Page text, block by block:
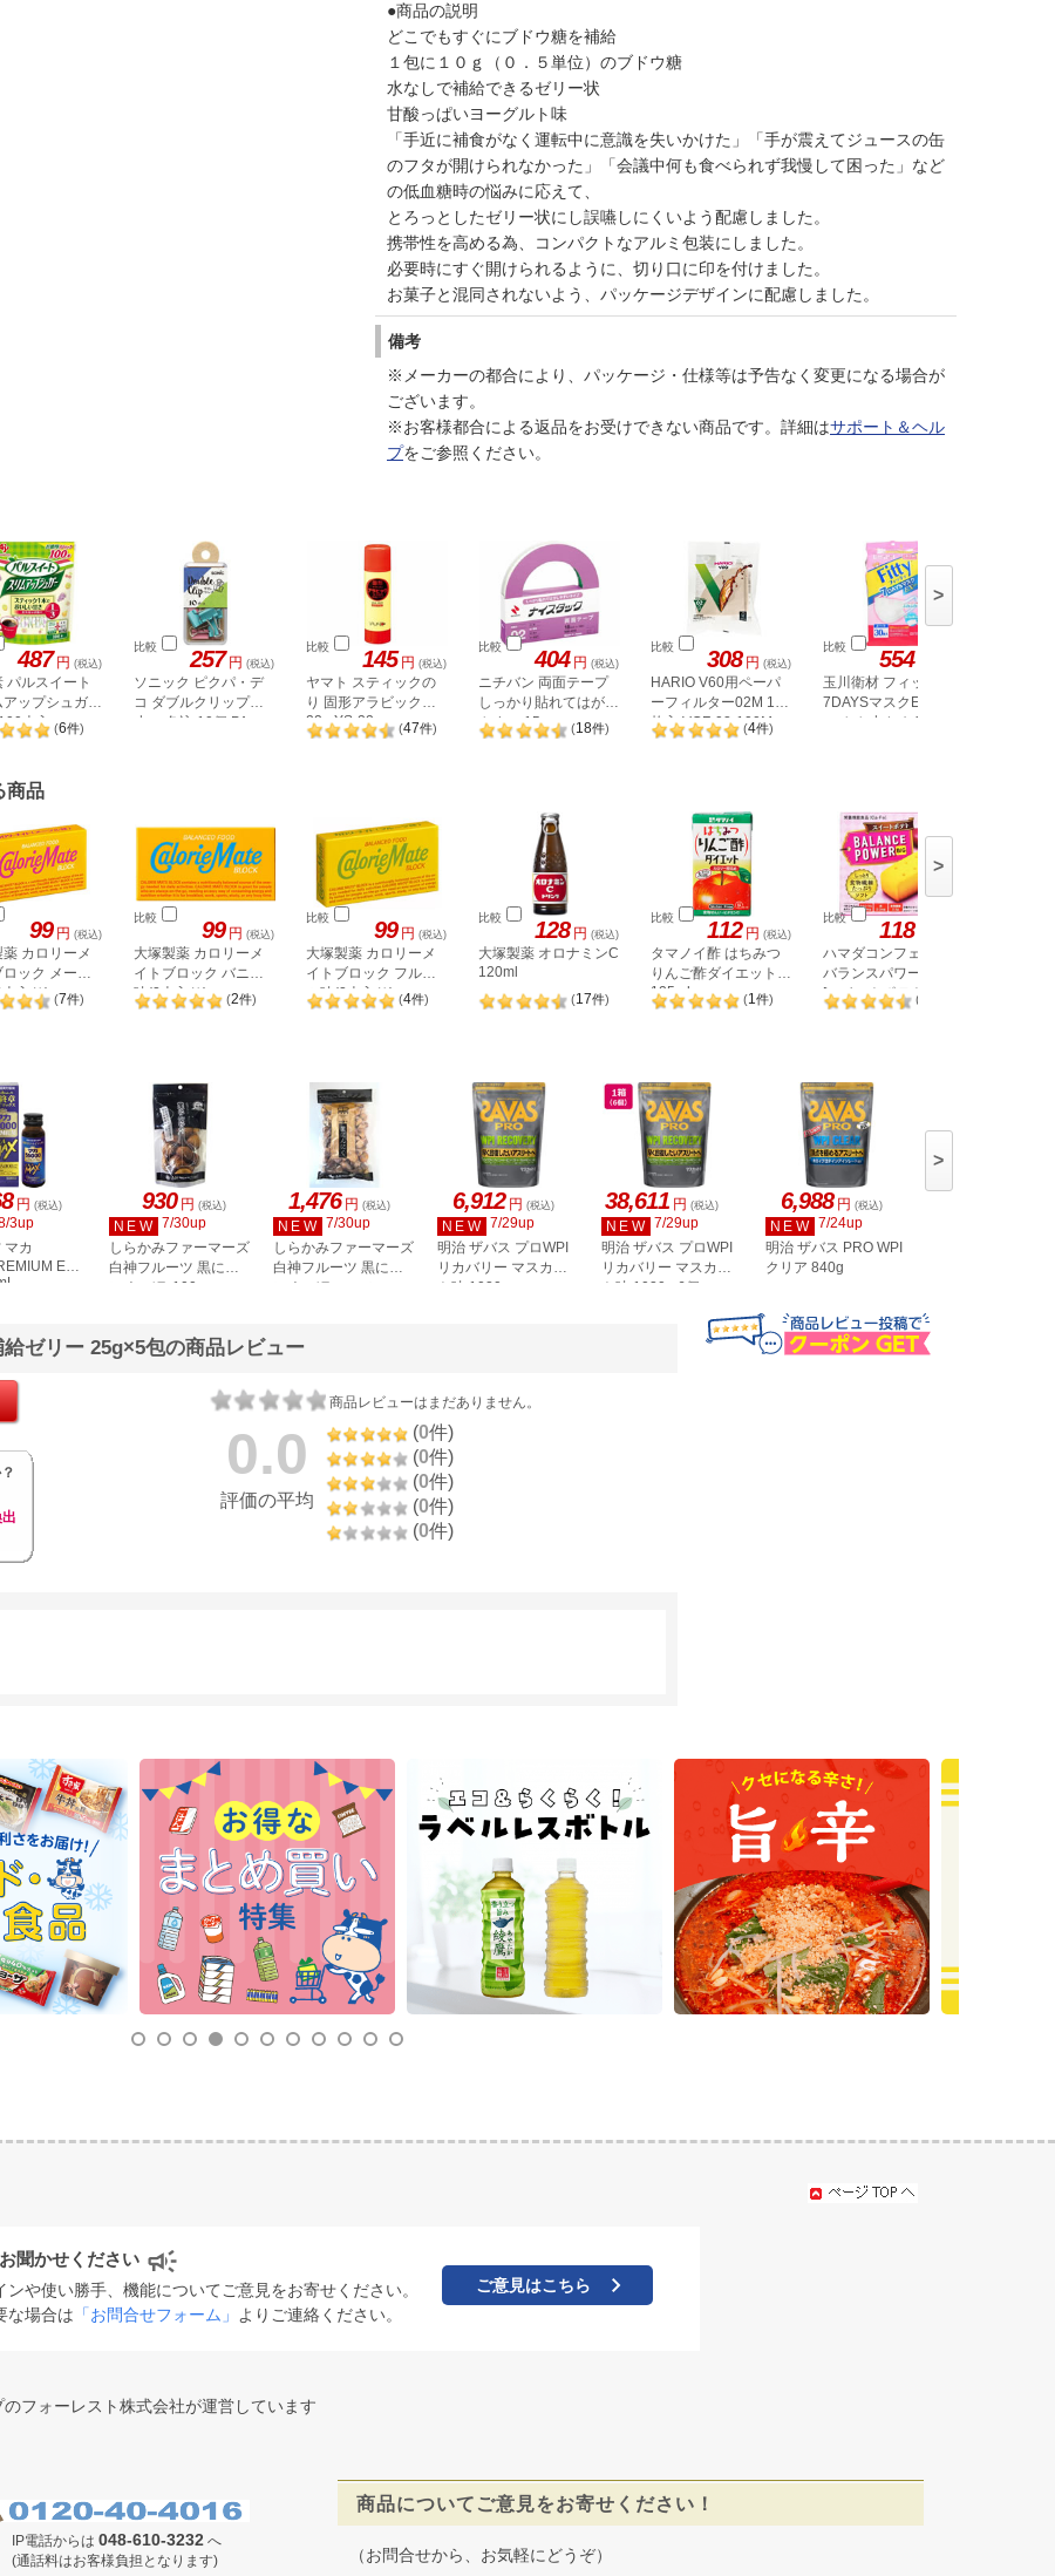
●商品の説明
どこでもすぐにブドウ糖を補給
１包に１０ｇ（０．５単位）のブドウ糖
水なしで補給できるゼリー状
甘酸っぱいヨーグルト味
「手近に補食がなく運転中に意識を失いかけた」「手が震えてジュースの缶
のフタが開けられなかった」「会議中何も食べられず我慢して困った」など
の低血糖時の悩みに応えて、
とろっとしたゼリー状にし誤嚥しにくいよう配慮しました。
携帯性を高める為、コンパクトなアルミ包装にしました。
必要時にすぐ開けられるように、切り口に印を付けました。
お菓子と混同されないよう、パッケージデザインに配慮しました。
備考
※メーカーの都合により、パッケージ・仕様等は予告なく変更になる場合が
ございます。
※お客様都合による返品をお受けできない商品です。詳細はサポート＆ヘル
プをご参照ください。
487 円 (税込)
パルスイート
アップシュガー
本入 (6件)
比較 257 円 (税込)
ソニック ピクパ・デ
コ ダブルクリップ
小々 色込 10個 PA-
比較 145 円 (税込)
ヤマト スティックの
り 固形アラビック
22g YS-22
(47件)
比較 404 円 (税込)
ニチバン 両面テープ
しっかり貼れてはがし
やすい 15mm
(18件)
比較 308 円 (税込)
HARIO V60用ペーパ
ーフィルター02M 100
枚入 VCF-02-100M
(4件)
比較 554
玉川衛材 フィッティ
7DAYSマスクEXプラ
ス やや小さめ 30枚 ホ
>
商品
99 円 (税込)
薬 カロリーメ
ロック メープ
本入り) (7件)
比較 99 円 (税込)
大塚製薬 カロリーメ
イトブロック バニラ
味(2本入り)
(2件)
比較 99 円 (税込)
大塚製薬 カロリーメ
イトブロック フルー
ツ味(2本入り) (4件)
比較 128 円 (税込)
大塚製薬 オロナミンC
120ml
(17件)
比較 112 円 (税込)
タマノイ酢 はちみつ
りんご酢ダイエット
125ml
(1件)
比較 118
ハマダコンフェクト
バランスパワービッグ
[スイートポテト] 2袋
(
>
円 (税込)
3up
マカ
EXA
930 円 (税込)
NEW 7/30up
しらかみファーマーズ
白神フルーツ 黒にん
にく バラ 100g
1,476 円 (税込)
NEW 7/30up
しらかみファーマーズ
白神フルーツ 黒にん
にく バラ こつぶ
6,912 円 (税込)
NEW 7/29up
明治 ザバス プロWPI
リカバリー マスカッ
ト味 1020g
38,611 円 (税込)
NEW 7/29up
明治 ザバス プロWPI
リカバリー マスカッ
ト味 1020g 6個
6,988 円 (税込)
NEW 7/24up
明治 ザバス PRO WPI
クリア 840g
>
ゼリー 25g×5包の商品レビュー
商品レビューはまだありません。
0.0
評価の平均
(0件)
(0件)
(0件)
(0件)
(0件)
聞かせください
ンや使い勝手、機能についてご意見をお寄せください。
な場合は 「お問合せフォーム」 よりご連絡ください。
ご意見はこちら
フォーレスト株式会社が運営しています
IP電話からは 048-610-3232 へ
(通話料はお客様負担となります)
商品についてご意見をお寄せください！
（お問合せから、お気軽にどうぞ）